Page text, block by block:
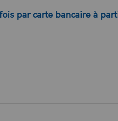
par carte bancaire à